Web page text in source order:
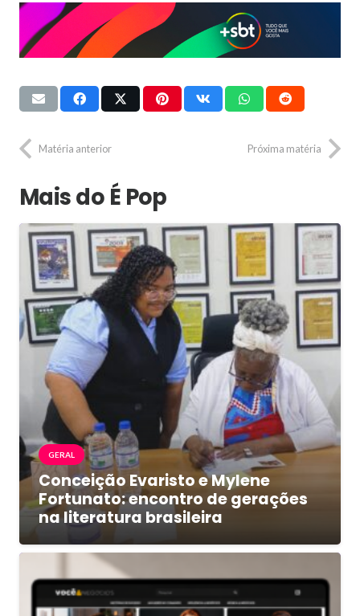
Matéria anterior Próxima matéria
Mais do É Pop
GERAL
Conceição Evaristo e Mylene
Fortunato: encontro de gerações
na literatura brasileira